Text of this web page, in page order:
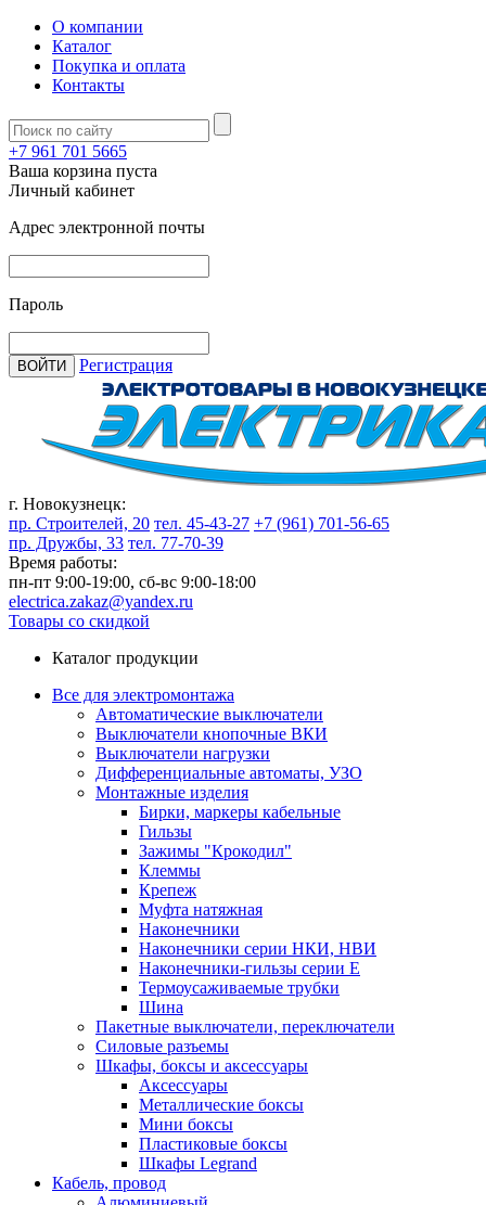
О компании
Каталог
Покупка и оплата
Контакты
+7 961 701 5665
Ваша корзина пуста
Личный кабинет
Адрес электронной почты
Пароль
ВОЙТИ Регистрация
г. Новокузнецк:
пр. Строителей, 20 тел. 45-43-27 +7 (961) 701-56-65
пр. Дружбы, 33 тел. 77-70-39
Время работы:
пн-пт 9:00-19:00, сб-вс 9:00-18:00
electrica.zakaz@yandex.ru
Товары со скидкой
Каталог продукции
Все для электромонтажа
Автоматические выключатели
Выключатели кнопочные ВКИ
Выключатели нагрузки
Дифференциальные автоматы, УЗО
Монтажные изделия
Бирки, маркеры кабельные
Гильзы
Зажимы "Крокодил"
Клеммы
Крепеж
Муфта натяжная
Наконечники
Наконечники серии НКИ, НВИ
Наконечники-гильзы серии Е
Термоусаживаемые трубки
Шина
Пакетные выключатели, переключатели
Силовые разъемы
Шкафы, боксы и аксессуары
Аксессуары
Металлические боксы
Мини боксы
Пластиковые боксы
Шкафы Legrand
Кабель, провод